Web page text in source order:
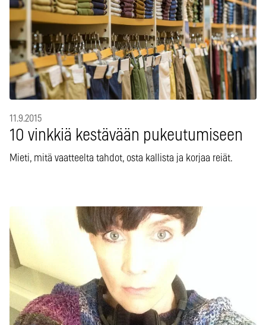
11.9.2015
10 vinkkiä kestävään pukeutumiseen
Mieti, mitä vaatteelta tahdot, osta kallista ja korjaa reiät.